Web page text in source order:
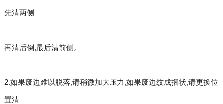
先清两侧
再清后倒,最后清前侧。
2.如果废边难以脱落,请稍微加大压力,如果废边纹成捆状,请更换位
置清